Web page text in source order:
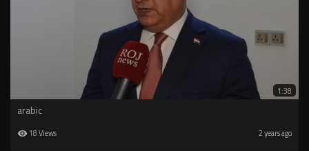
1:38
arabic
18 Views 2 years ago